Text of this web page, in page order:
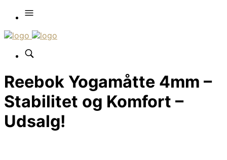
Reebok Yogamåtte 4mm –
Stabilitet og Komfort –
Udsalg!